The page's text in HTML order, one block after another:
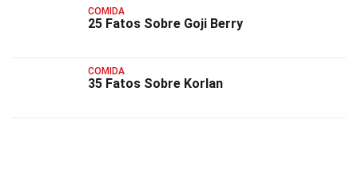
COMIDA
25 Fatos Sobre Goji Berry
COMIDA
35 Fatos Sobre Korlan